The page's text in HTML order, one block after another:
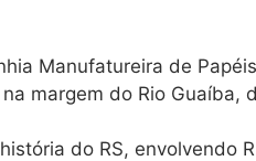
Manufatureira de
margem do Rio
do RS, envolvendo